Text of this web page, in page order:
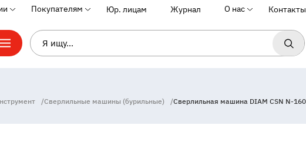
Покупателям Юр. лицам Журнал О нас Контакты
/Сверлильные машины (бурильные) /Сверлильная машина DIAM CSN N-